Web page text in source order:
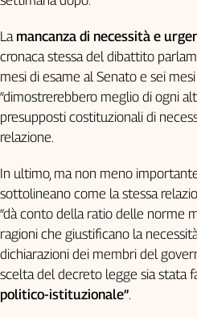
La mancanza di necessità e
cronaca stessa del dibattito
mesi di esame al Senato e sei
“dimostrerebbero meglio di ogni
presupposti costituzionali di
relazione.
In ultimo, ma non meno
sottolineano come la stessa
“dà conto della ratio delle norme
ragioni che giustificano la
dichiarazioni dei membri del
scelta del decreto legge sia stata
politico-istituzionale”.